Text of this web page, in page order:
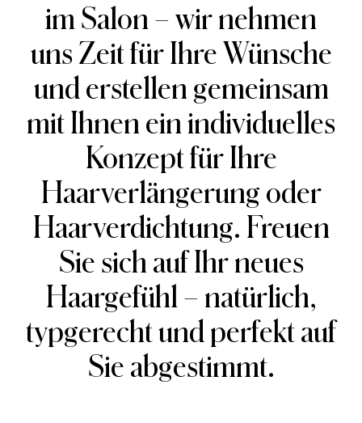
Jetzt
Beratungstermin
vereinbaren:
069 629 169
im Salon – wir nehmen
uns Zeit für Ihre Wünsche
und erstellen gemeinsam
mit Ihnen ein individuelles
Konzept für Ihre
Haarverlängerung oder
Haarverdichtung. Freuen
Sie sich auf Ihr neues
Haargefühl – natürlich,
typgerecht und perfekt auf
Sie abgestimmt.